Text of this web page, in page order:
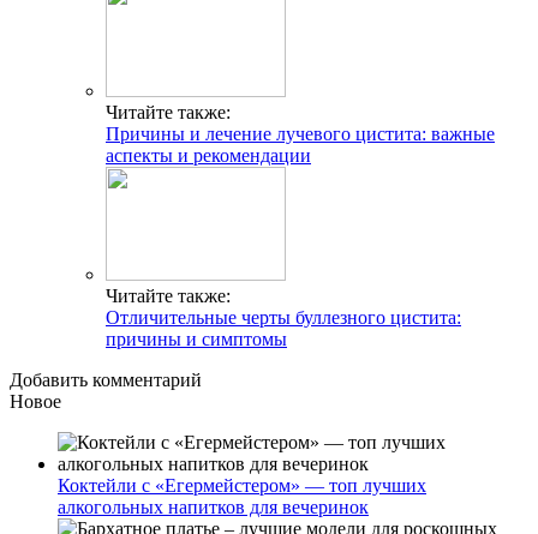
Читайте также:
Причины и лечение лучевого цистита: важные
аспекты и рекомендации
Читайте также:
Отличительные черты буллезного цистита:
причины и симптомы
Добавить комментарий
Новое
Коктейли с «Егермейстером» — топ лучших
алкогольных напитков для вечеринок